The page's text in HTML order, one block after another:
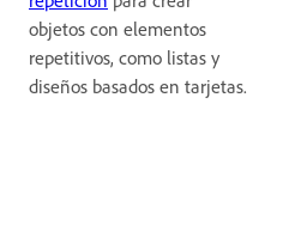
objetos con elementos
repetitivos, como listas y
diseños basados en tarjetas.